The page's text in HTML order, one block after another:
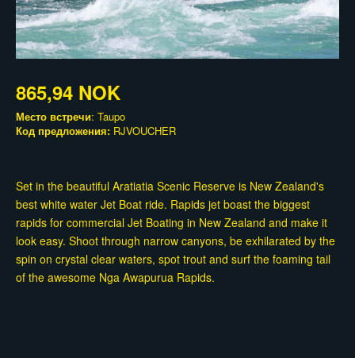
865,94 NOK
Место встречи: Taupo
Код предложения: RJVOUCHER
Set in the beautiful Aratiatia Scenic Reserve is New Zealand's
best white water Jet Boat ride. Rapids jet boast the biggest
rapids for commercial Jet Boating in New Zealand and make it
look easy. Shoot through narrow canyons, be exhilarated by the
spin on crystal clear waters, spot trout and surf the foaming tail
of the awesome Nga Awapurua Rapids.